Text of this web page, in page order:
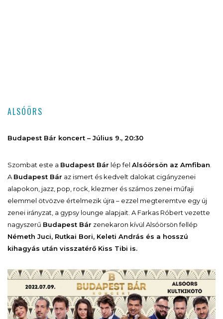
ALSÓÖRS
Budapest Bár koncert – Július 9., 20:30
Szombat este a Budapest Bár lép fel Alsóörsön az Amfiban
A Budapest Bár az ismert és kedvelt dalokat cigányzenei
alapokon, jazz, pop, rock, klezmer és számos zenei műfaji
elemmel ötvözve értelmezik újra – ezzel megteremtve egy új
zenei irányzat, a gypsy lounge alapjait. A Farkas Róbert vezette
nagyszerű Budapest Bár zenekaron kívül Alsóörsön fellép
Németh Juci, Rutkai Bori, Keleti András és a hosszú
kihagyás után visszatérő Kiss Tibi is.